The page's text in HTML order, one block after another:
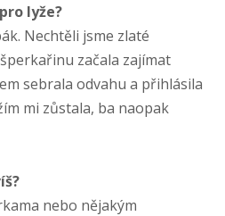
lyže?
Nechtěli jsme zlaté
začala zajímat
sebrala odvahu a přihlásila
mi zůstala, ba naopak
nebo nějakým